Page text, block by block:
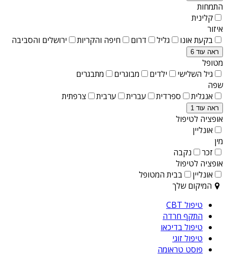
התמחות
קלינית
איזור
בקעת אונו
גליל דרום חיפה והקריות ירושלים והסביבה
ראה עוד 6
מטופל
גיל השלישי
ילדים מבוגרים
מתבגרים
שפה
אנגלית
ספרדית עברית ערבית צרפתית
ראה עוד 1
אופציה לטיפול
אונליין
מין
זכר
נקבה
אופציה לטיפול
אונליין
בבית המטופל
המיקום שלך
טיפול CBT
התקף חרדה
טיפול בדיכאו
טיפול זוגי
פוסט טראומה